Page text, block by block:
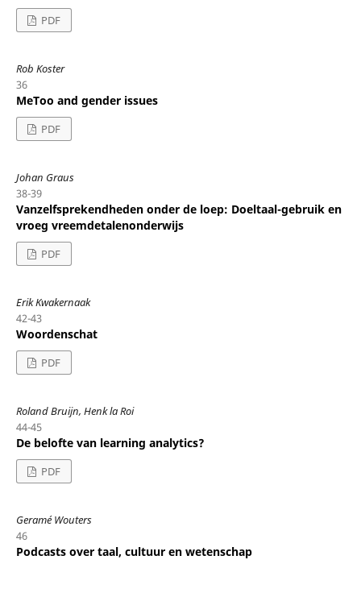
PDF
Rob Koster
36
MeToo and gender issues
PDF
Johan Graus
38-39
Vanzelfsprekendheden onder de loep: Doeltaal-gebruik en
vroeg vreemdetalenonderwijs
PDF
Erik Kwakernaak
42-43
Woordenschat
PDF
Roland Bruijn, Henk la Roi
44-45
De belofte van learning analytics?
PDF
Geramé Wouters
46
Podcasts over taal, cultuur en wetenschap